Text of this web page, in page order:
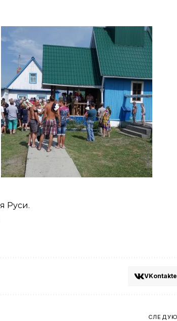
Руси.
VKontakte